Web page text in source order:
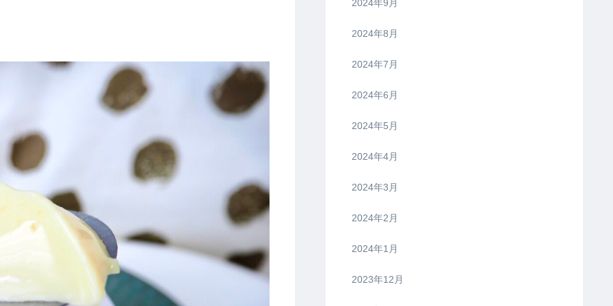
2024年9月
2024年8月
2024年7月
2024年6月
2024年5月
2024年4月
2024年3月
2024年2月
2024年1月
2023年12月